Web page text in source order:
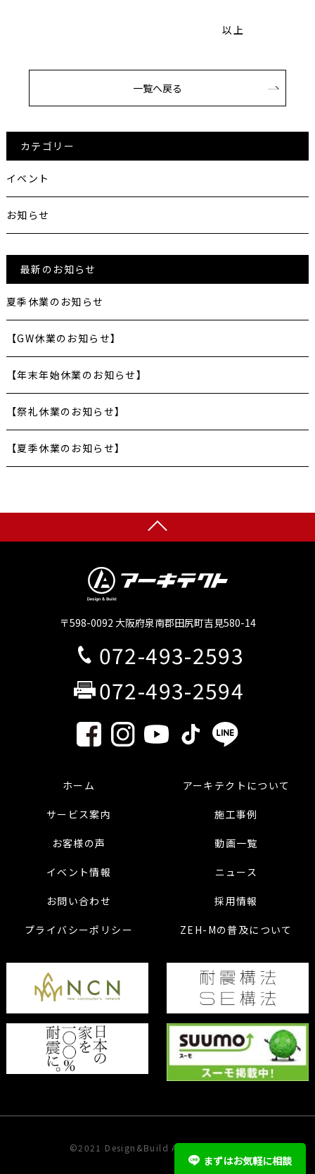
以上
一覧へ戻る
カテゴリー
イベント
お知らせ
最新のお知らせ
夏季休業のお知らせ
【GW休業のお知らせ】
【年末年始休業のお知らせ】
【祭礼休業のお知らせ】
【夏季休業のお知らせ】
まずはお気軽に相談
〒598-0092 大阪府泉南郡田尻町吉見580-14
072-493-2593
072-493-2594
ホーム アーキテクトについて
サービス案内 施工事例
お客様の声 動画一覧
イベント情報 ニュース
お問い合わせ 採用情報
プライバシーポリシー ZEH-Mの普及について
©2021 Design&Build ARCHITECT Inc.